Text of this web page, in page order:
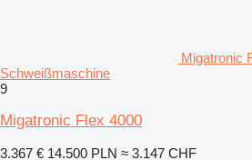
Migatronic
Schweißmaschine
9
Migatronic Flex 4000
3.367 € 14.500 PLN ≈ 3.147 CHF